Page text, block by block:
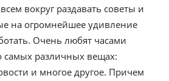
вокруг раздавать советы и
на огромнейшее удивление
Очень любят часами
самых различных вещах:
и многое другое. Причем